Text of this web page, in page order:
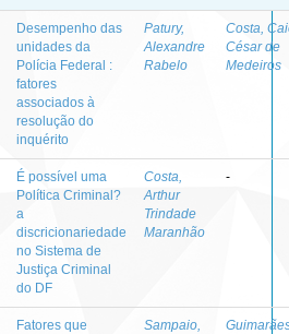
Desempenho das
unidades da
Polícia Federal :
fatores
associados à
resolução do
inquérito
Patury,
Alexandre
Rabelo
Costa,
César de
Medeiros
É possível uma
Política Criminal?
a
discricionariedade
no Sistema de
Justiça Criminal
do DF
Costa,
Arthur
Trindade
Maranhão
-
Fatores que
Sampaio,